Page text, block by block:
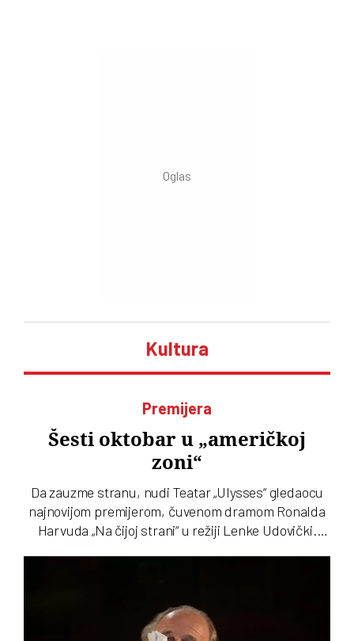
Kultura
Premijera
Šesti oktobar u „američkoj
zoni“
Da zauzme stranu, nudi Teatar „Ulysses“ gledaocu
najnovijom premijerom, čuvenom dramom Ronalda
Harvuda „Na čijoj strani“ u režiji Lenke Udovički.